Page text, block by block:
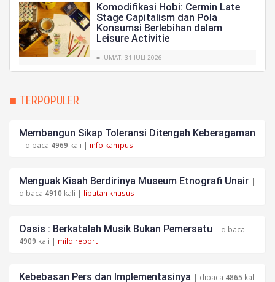
Komodifikasi Hobi: Cermin Late
Stage Capitalism dan Pola
Konsumsi Berlebihan dalam
Leisure Activitie
■ JUMAT, 31 JULI 2026
■ TERPOPULER
Membangun Sikap Toleransi Ditengah Keberagaman
| dibaca 4969 kali | info kampus
Menguak Kisah Berdirinya Museum Etnografi Unair |
dibaca 4910 kali | liputan khusus
Oasis : Berkatalah Musik Bukan Pemersatu | dibaca
4909 kali | mild report
Kebebasan Pers dan Implementasinya | dibaca 4865 kali